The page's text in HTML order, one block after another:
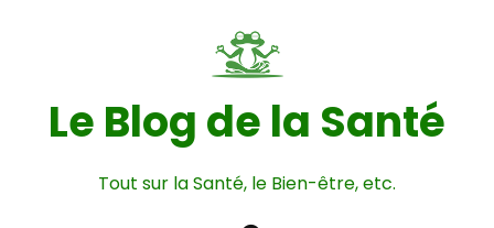
Le Blog de la Santé
Tout sur la Santé, le Bien-être, etc.